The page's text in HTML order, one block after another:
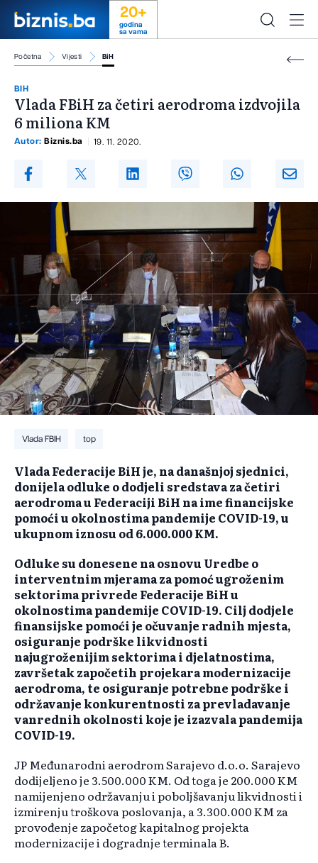
20+
godina
sa vama
Početna Vijesti BiH
BIH
Vlada FBiH za četiri aerodroma izdvojila
6 miliona KM
Autor: Biznis.ba 19. 11. 2020.
Vlada FBIH top
Vlada Federacije BiH je, na današnjoj sjednici,
donijela odluke o dodjeli sredstava za četiri
aerodroma u Federaciji BiH na ime financijske
pomoći u okolnostima pandemije COVID-19, u
ukupnom iznosu od 6.000.000 KM.
Odluke su donesene na osnovu Uredbe o
interventnim mjerama za pomoć ugroženim
sektorima privrede Federacije BiH u
okolnostima pandemije COVID-19. Cilj dodjele
finansijske pomoći je očuvanje radnih mjesta,
osiguranje podrške likvidnosti
najugroženijim sektorima i djelatnostima,
završetak započetih projekara modernizacije
aerodroma, te osiguranje potrebne podrške i
održavanje konkurentnosti za prevladavanje
vanrednih okolnosti koje je izazvala pandemija
COVID-19.
JP Međunarodni aerodrom Sarajevo d.o.o. Sarajevo
dodijeljeno je 3.500.000 KM. Od toga je 200.000 KM
namijenjeno održavanju i poboljšavanju likvidnosti i
izmirenju troškova poslovanja, a 3.300.000 KM za
provođenje započetog kapitalnog projekta
modernizacije i dogradnje terminala B.